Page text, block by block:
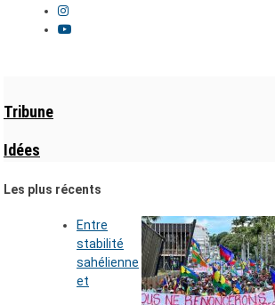
Tribune
Idées
Les plus récents
Entre
stabilité
sahélienne
et